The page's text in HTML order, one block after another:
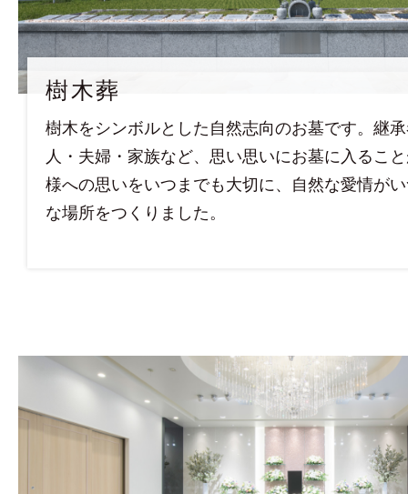
樹木葬
樹木をシンボルとした自然志向のお墓です。継
人・夫婦・家族など、思い思いにお墓に入るこ
様への思いをいつまでも大切に、自然な愛情が
な場所をつくりました。